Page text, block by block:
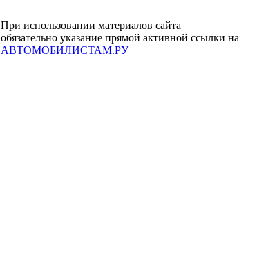
При использовании материалов сайта
обязательно указание прямой активной ссылки на
АВТОМОБИЛИСТАМ.РУ